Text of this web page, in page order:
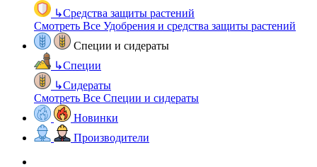
↳Средства защиты растений
Смотреть Все Удобрения и средства защиты растений
Специи и сидераты
↳Специи
↳Сидераты
Смотреть Все Специи и сидераты
Новинки
Производители